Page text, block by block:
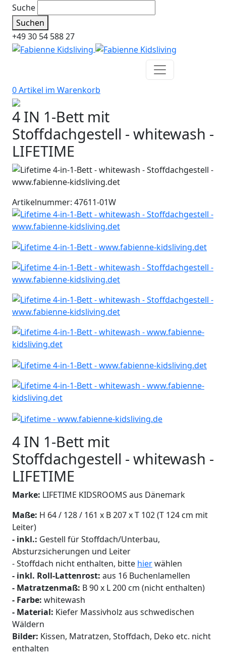
Suche
Suchen
+49 30 54 588 27
0 Artikel im Warenkorb
4 IN 1-Bett mit
Stoffdachgestell - whitewash -
LIFETIME
Artikelnummer: 47611-01W
4 IN 1-Bett mit
Stoffdachgestell - whitewash -
LIFETIME
Marke: LIFETIME KIDSROOMS aus Dänemark
Maße: H 64 / 128 / 161 x B 207 x T 102 (T 124 cm mit
Leiter)
- inkl.: Gestell für Stoffdach/Unterbau,
Absturzsicherungen und Leiter
- Stoffdach nicht enthalten, bitte hierwählen
- inkl. Roll-Lattenrost: aus 16 Buchenlamellen
- Matratzenmaß: B 90 x L 200 cm (nicht enthalten)
- Farbe: whitewash
- Material: Kiefer Massivholz aus schwedischen
Wäldern
Bilder: Kissen, Matratzen, Stoffdach, Deko etc. nicht
enthalten